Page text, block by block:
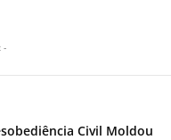
-
Civil Moldou